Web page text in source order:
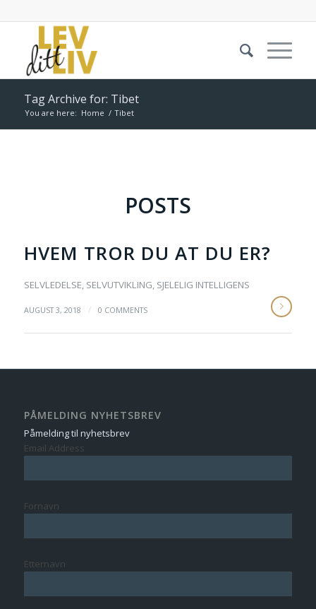
Tag Archive for: Tibet
You are here: Home / Tibet
POSTS
HVEM TROR DU AT DU ER?
SELVLEDELSE, SELVUTVIKLING, SJELELIG INTELLIGENS
AUGUST 3, 2018 / 0 COMMENTS
PÅMELDING NYHETSBREV
Påmelding til nyhetsbrev
Email Address
Fornavn
Etternavn